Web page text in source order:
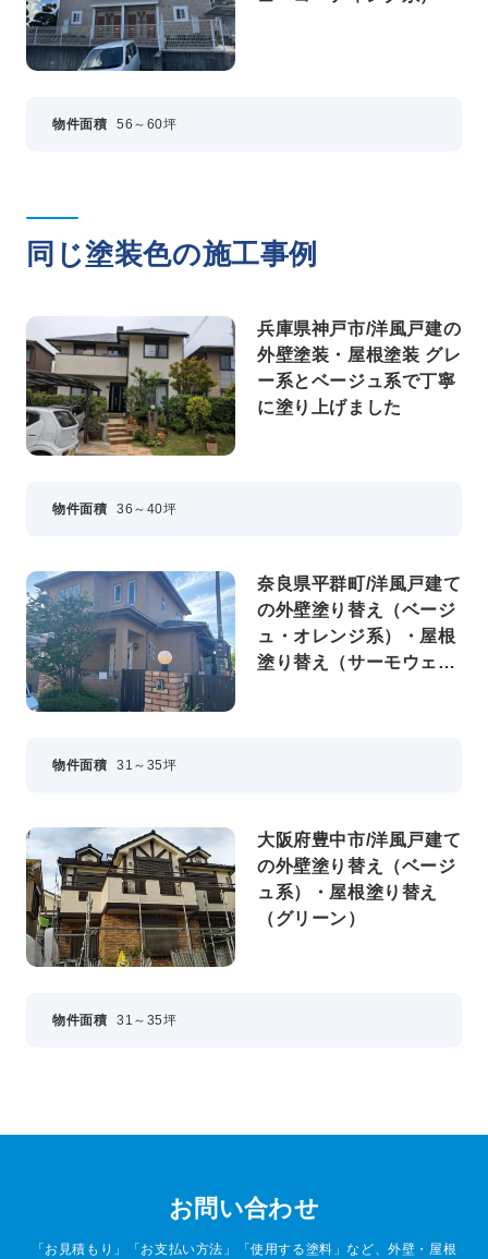
物件面積 56～60坪
同じ塗装色の施工事例
兵庫県神戸市/洋風戸建の
外壁塗装・屋根塗装 グレ
ー系とベージュ系で丁寧
に塗り上げました
物件面積 36～40坪
奈良県平群町/洋風戸建て
の外壁塗り替え（ベージ
ュ・オレンジ系）・屋根
塗り替え（サーモウェザ
物件面積 31～35坪
大阪府豊中市/洋風戸建て
の外壁塗り替え（ベージ
ュ系）・屋根塗り替え
（グリーン）
物件面積 31～35坪
お問い合わせ
「お見積もり」「お支払い方法」「使用する塗料」など、外壁・屋根